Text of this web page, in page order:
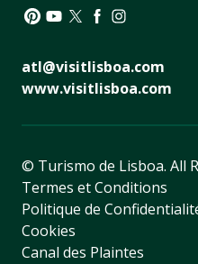
atl@visitlisboa.com
www.visitlisboa.com
© Turismo de Lisboa. All
Termes et Conditions
Politique de
Cookies
Canal des Plaintes